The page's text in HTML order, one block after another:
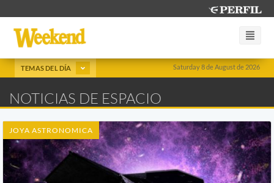
Saturday 8 de August de 2026
TEMAS DEL DÍA
NOTICIAS DE ESPACIO
JOYA ASTRONOMICA